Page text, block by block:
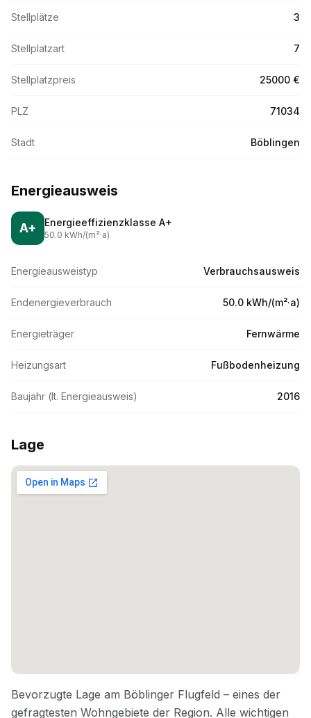
Stellplätze 3
Stellplatzart 7
Stellplatzpreis 25000 €
PLZ 71034
Stadt Böblingen
Energieausweis
A+ Energieeffizienzklasse A+
50.0 kWh/(m²·a)
Energieausweistyp Verbrauchsausweis
Endenergieverbrauch 50.0 kWh/(m²·a)
Energieträger Fernwärme
Heizungsart Fußbodenheizung
Baujahr (lt. Energieausweis) 2016
Lage